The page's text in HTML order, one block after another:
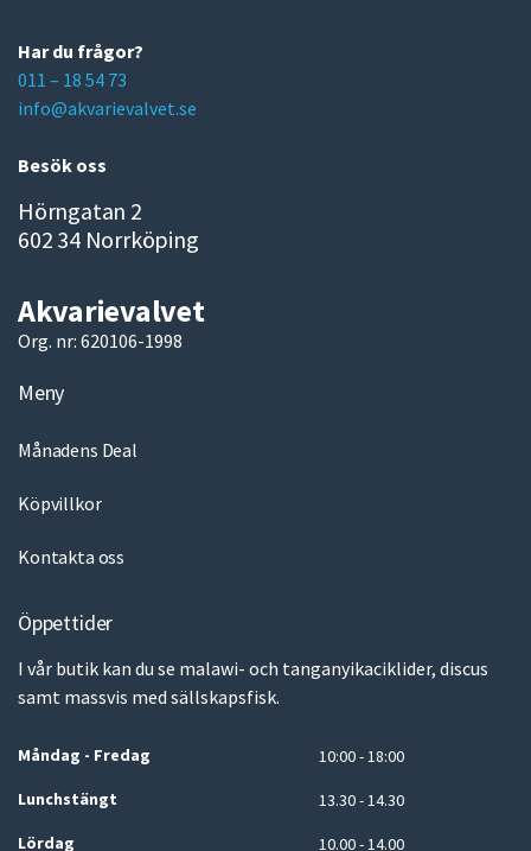
m
a
i
Har du frågor?
011 – 18 54 73
info@akvarievalvet.se
Besök oss
Hörngatan 2
602 34 Norrköping
Akvarievalvet
Org. nr: 620106-1998
Meny
Månadens Deal
Köpvillkor
Kontakta oss
Öppettider
I vår butik kan du se malawi- och tanganyikaciklider, discus
samt massvis med sällskapsfisk.
Måndag - Fredag
10:00 - 18:00
Lunchstängt
13.30 - 14.30
Lördag
10.00 - 14.00